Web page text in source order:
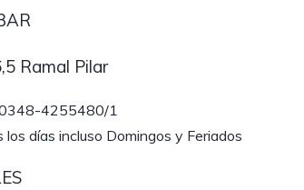
Ramal Pilar
4255480/1
días incluso Domingos y Feriados